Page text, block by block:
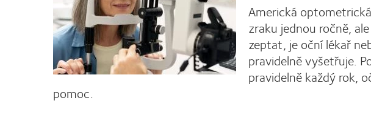
Americká
zraku jednou ročně,
zeptat, je oční lékař
pravidelně vyšetřuje.
pravidelně každý rok,
pomoc.